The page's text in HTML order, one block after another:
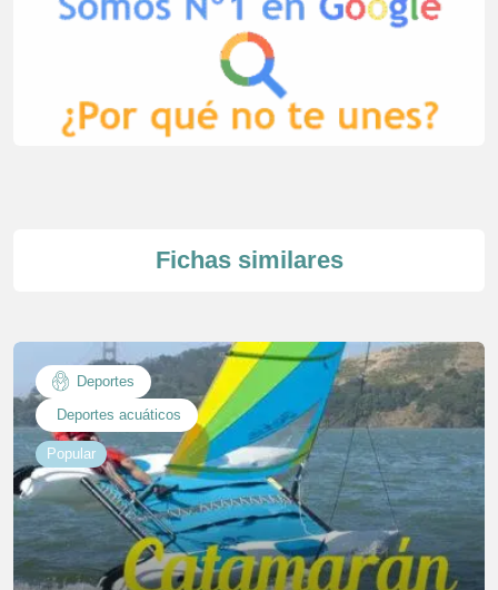
Fichas similares
Deportes
Deportes acuáticos
Popular